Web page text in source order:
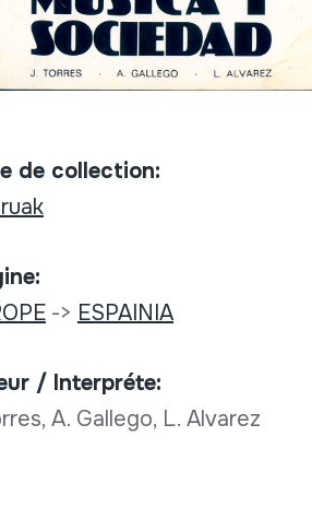
de collection:
-> ESPAINIA
/ Interpréte:
A. Gallego, L. Alvarez